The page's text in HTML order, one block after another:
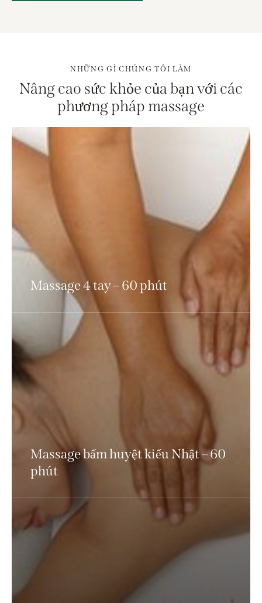
NHỮNG GÌ CHÚNG TÔI LÀM
Nâng cao sức khỏe của bạn với các
phương pháp massage
Massage 4 tay – 60 phút
Massage bấm huyệt kiểu Nhật – 60
phút